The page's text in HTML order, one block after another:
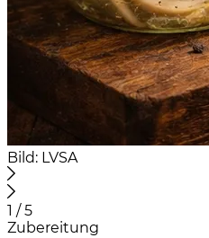
Bild: LVSA
1 / 5
Zubereitung